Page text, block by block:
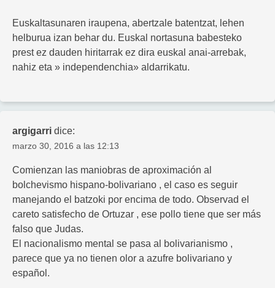
Euskaltasunaren iraupena, abertzale batentzat, lehen
helburua izan behar du. Euskal nortasuna babesteko
prest ez dauden hiritarrak ez dira euskal anai-arrebak,
nahiz eta » independenchia» aldarrikatu.
argigarri dice:
marzo 30, 2016 a las 12:13
Comienzan las maniobras de aproximación al
bolchevismo hispano-bolivariano , el caso es seguir
manejando el batzoki por encima de todo. Observad el
careto satisfecho de Ortuzar , ese pollo tiene que ser más
falso que Judas.
El nacionalismo mental se pasa al bolivarianismo ,
parece que ya no tienen olor a azufre bolivariano y
español.